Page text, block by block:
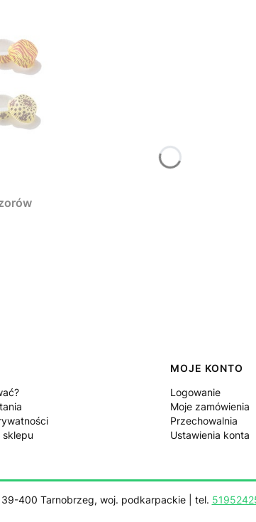
sklepu
MOJE KONTO
Logowanie
Moje zamówienia
Przechowalnia
Ustawienia konta
400 Tarnobrzeg, woj. podkarpackie | tel.